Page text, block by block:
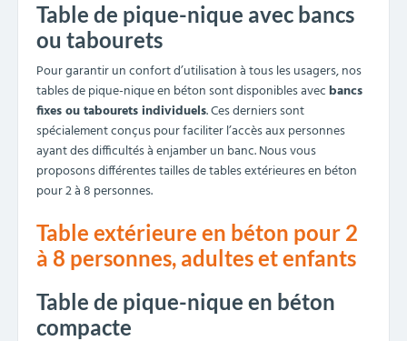
Table de pique-nique avec bancs
ou tabourets
Pour garantir un confort d’utilisation à tous les usagers, nos
tables de pique-nique en béton sont disponibles avecbancs
fixes ou tabourets individuels. Ces derniers sont
spécialement conçus pour faciliter l’accès aux personnes
ayant des difficultés à enjamber un banc. Nous vous
proposons différentes tailles de tables extérieures en béton
pour 2 à 8 personnes.
Table extérieure en béton pour 2
à 8 personnes, adultes et enfants
Table de pique-nique en béton
compacte